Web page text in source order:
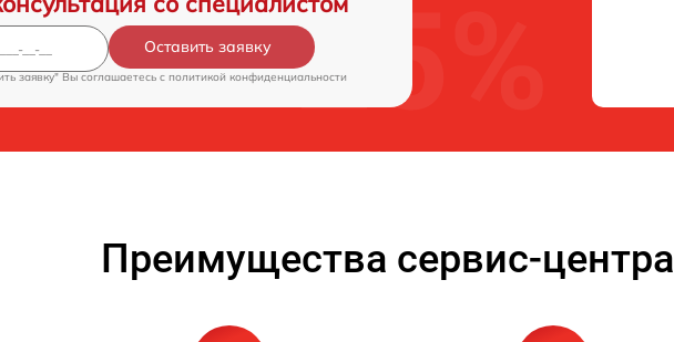
Оставить заявку
заявку" Вы соглашаетесь c политикой конфиденциальности
Преимущества сервис-центра